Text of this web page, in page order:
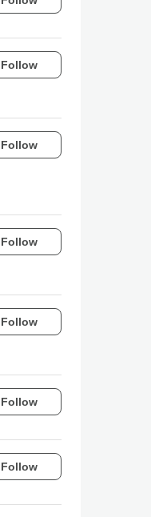
Follow
Follow
Follow
Follow
Follow
Follow